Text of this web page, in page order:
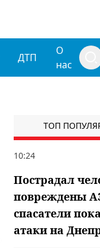
ДТП
О
нас
ТОП
10:24
Пострадал
повреждены
спасатели
атаки на